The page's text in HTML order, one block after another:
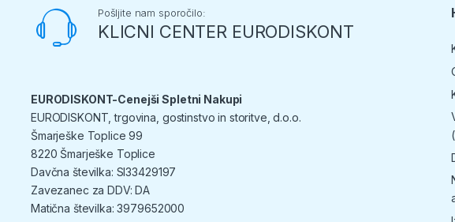
Pošljite nam sporočilo:
KLICNI CENTER EURODISKONT
EURODISKONT-Cenejši Spletni Nakupi
EURODISKONT, trgovina, gostinstvo in storitve, d.o.o.
Šmarješke Toplice 99
8220 Šmarješke Toplice
Davčna številka: SI33429197
Zavezanec za DDV: DA
Matična številka: 3979652000